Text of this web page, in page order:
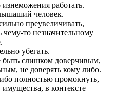
работать.
человек.
преувеличивать,
чему-то незначительному
убегать.
слишком доверчивым,
не доверять кому либо.
полностью промокнуть,
имущества, в контексте –